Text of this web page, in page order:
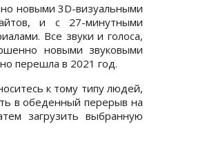
новыми 3D-визуальными
и с 27-минутными
Все звуки и голоса,
новыми звуковыми
перешла в 2021 год.
к тому типу людей,
в обеденный перерыв на
загрузить выбранную